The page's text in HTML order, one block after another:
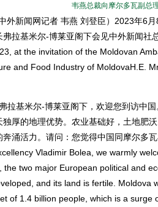
韦燕总裁向摩尔多瓦副总
新闻网记者 韦燕 刘登臣）2023年6
拉基米尔-博莱亚阁下会见中外新闻社
at the invitation of the Moldovan
and Food Industry of MoldovaH.E.
拉基米尔-博莱亚阁下，欢迎您到访中
独厚的地理优势。农业基础好，土地肥
涌活力。请问：您觉得中国同摩尔多
Vladimir Bolea, we warmly
the two major European political and
and its land is fertile.
of 1.4 billion people, which is a